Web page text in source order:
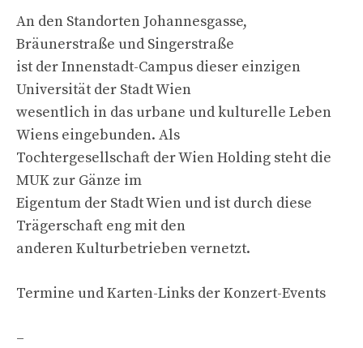
An den Standorten Johannesgasse,
Bräunerstraße und Singerstraße
ist der Innenstadt-Campus dieser einzigen
Universität der Stadt Wien
wesentlich in das urbane und kulturelle Leben
Wiens eingebunden. Als
Tochtergesellschaft der Wien Holding steht die
MUK zur Gänze im
Eigentum der Stadt Wien und ist durch diese
Trägerschaft eng mit den
anderen Kulturbetrieben vernetzt.
Termine und Karten-Links der Konzert-Events
–